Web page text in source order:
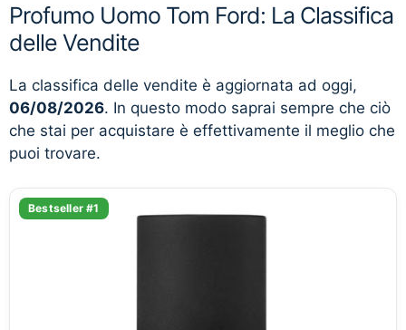
Profumo Uomo Tom Ford: La Classifica
delle Vendite
La classifica delle vendite è aggiornata ad oggi,
06/08/2026. In questo modo saprai sempre che ciò
che stai per acquistare è effettivamente il meglio che
puoi trovare.
Bestseller #1